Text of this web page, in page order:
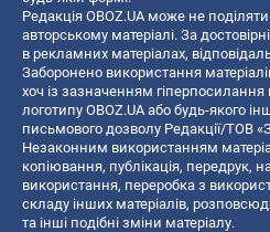
Редакція OBOZ.UA може не
авторському матеріалі. За
в рекламних матеріалах,
Заборонено використання
хоч із зазначенням гіперпосилання
логотипу OBOZ.UA або будь-якого
письмового дозволу Редакції/ТОВ
Незаконним використанням
копiювання, публiкацiя, передрук,
використання, переробка з
складу інших матеріалів,
та інші подібні зміни матеріалу.